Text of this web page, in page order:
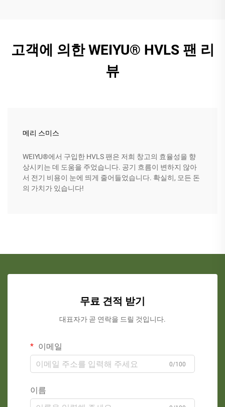
고객에 의한 WEIYU® HVLS 팬 리
뷰
메리 스미스
WEIYU®에서 구입한 HVLS 팬은 저희 창고의 효율성을 향
상시키는 데 도움을 주었습니다. 공기 흐름이 변하지 않아
서 전기 비용이 눈에 띄게 줄어들었습니다. 확실히, 모든 돈
의 가치가 있습니다!
무료 견적 받기
대표자가 곧 연락을 드릴 것입니다.
이메일
0/100
이름